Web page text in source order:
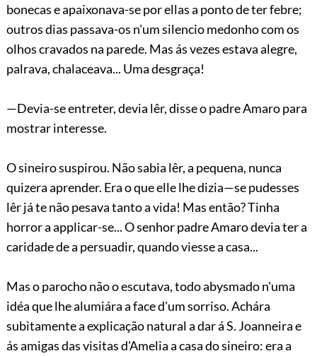
bonecas e apaixonava-se por ellas a ponto de ter febre;
outros dias passava-os n'um silencio medonho com os
olhos cravados na parede. Mas ás vezes estava alegre,
palrava, chalaceava... Uma desgraça!
—Devia-se entreter, devia lêr, disse o padre Amaro para
mostrar interesse.
O sineiro suspirou. Não sabia lêr, a pequena, nunca
quizera aprender. Era o que elle lhe dizia—se pudesses
lêr já te não pesava tanto a vida! Mas então? Tinha
horror a applicar-se... O senhor padre Amaro devia ter a
caridade de a persuadir, quando viesse a casa...
Mas o parocho não o escutava, todo abysmado n'uma
idéa que lhe alumiára a face d'um sorriso. Achára
subitamente a explicação natural a dar á S. Joanneira e
ás amigas das visitas d'Amelia a casa do sineiro: era a